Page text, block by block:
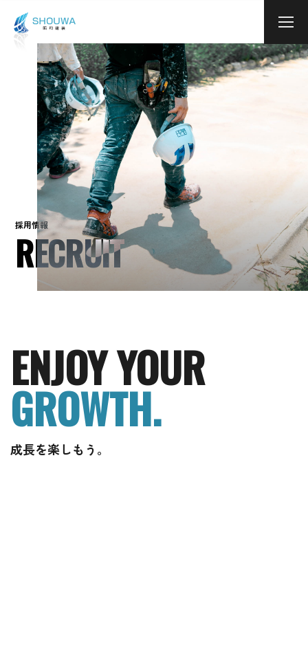
メニ
採用情報
RECRUIT
ENJOY YOUR
GROWTH.
成長を楽しもう。